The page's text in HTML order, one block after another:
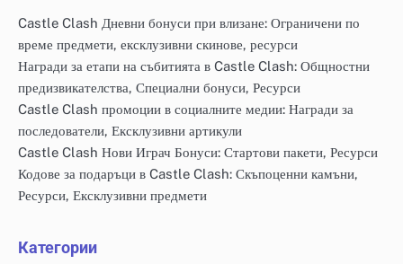
Castle Clash Дневни бонуси при влизане: Ограничени по
време предмети, ексклузивни скинове, ресурси
Награди за етапи на събитията в Castle Clash: Общностни
предизвикателства, Специални бонуси, Ресурси
Castle Clash промоции в социалните медии: Награди за
последователи, Ексклузивни артикули
Castle Clash Нови Играч Бонуси: Стартови пакети, Ресурси
Кодове за подаръци в Castle Clash: Скъпоценни камъни,
Ресурси, Ексклузивни предмети
Категории